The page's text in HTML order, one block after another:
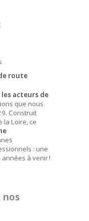
route
acteurs de
que nous
Construit
la Loire, ce
: une
à venir !
nos